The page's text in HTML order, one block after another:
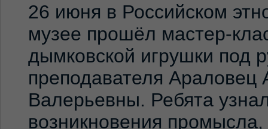
26 июня в Российском
музее прошёл мастер-
дымковской игрушки под
преподавателя Араловец
Валерьевны. Ребята
возникновения